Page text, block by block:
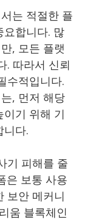
는 적절한 플
요합니다. 많
, 모든 플랫
. 따라서 신뢰
수적입니다.
, 먼저 해당
기 위해 기
니다.
기 피해를 줄
은 보통 사용
보안 메커니
움 블록체인